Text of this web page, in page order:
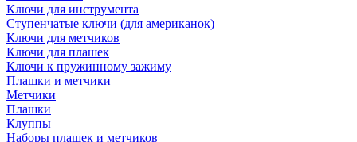
Ключи для инструмента
Ступенчатые ключи (для американок)
Ключи для метчиков
Ключи для плашек
Ключи к пружинному зажиму
Плашки и метчики
Метчики
Плашки
Клуппы
Наборы плашек и метчиков